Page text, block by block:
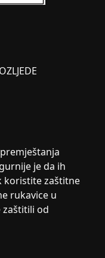
je da ih
koristite zaštitne
rukavice u
od